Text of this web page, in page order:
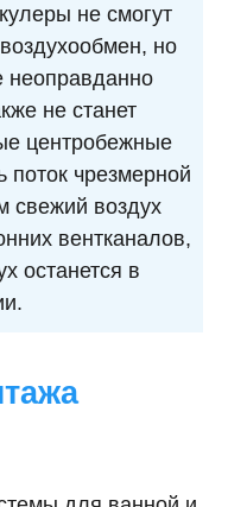
не смогут
но
неоправданно
не станет
центробежные
поток чрезмерной
свежий воздух
вентканалов,
останется в